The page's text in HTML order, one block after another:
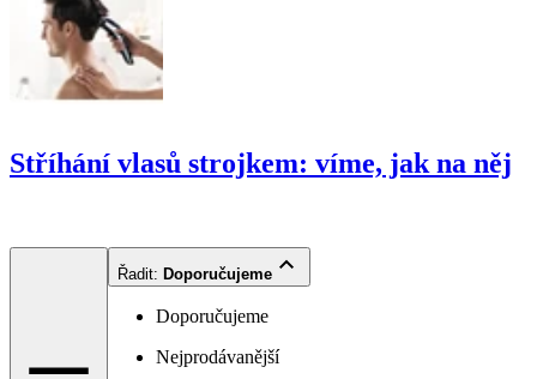
Stříhání vlasů strojkem: víme, jak na něj
Řadit: Doporučujeme
Doporučujeme
Nejprodávanější